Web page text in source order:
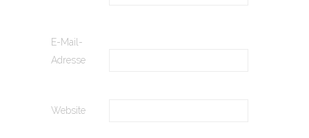
E-Mail-
Adresse
Website